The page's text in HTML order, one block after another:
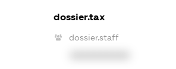
dossier.tax
dossier.staff